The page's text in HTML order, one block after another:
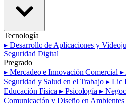
Tecnología
▸ Desarrollo de Aplicaciones y
Seguridad Digital
Pregrado
▸ Mercadeo e Innovación Comercial ▸
Seguridad y Salud en el Trabajo ▸ Lic
Educación Física ▸ Psicología ▸
Comunicación y Diseño en